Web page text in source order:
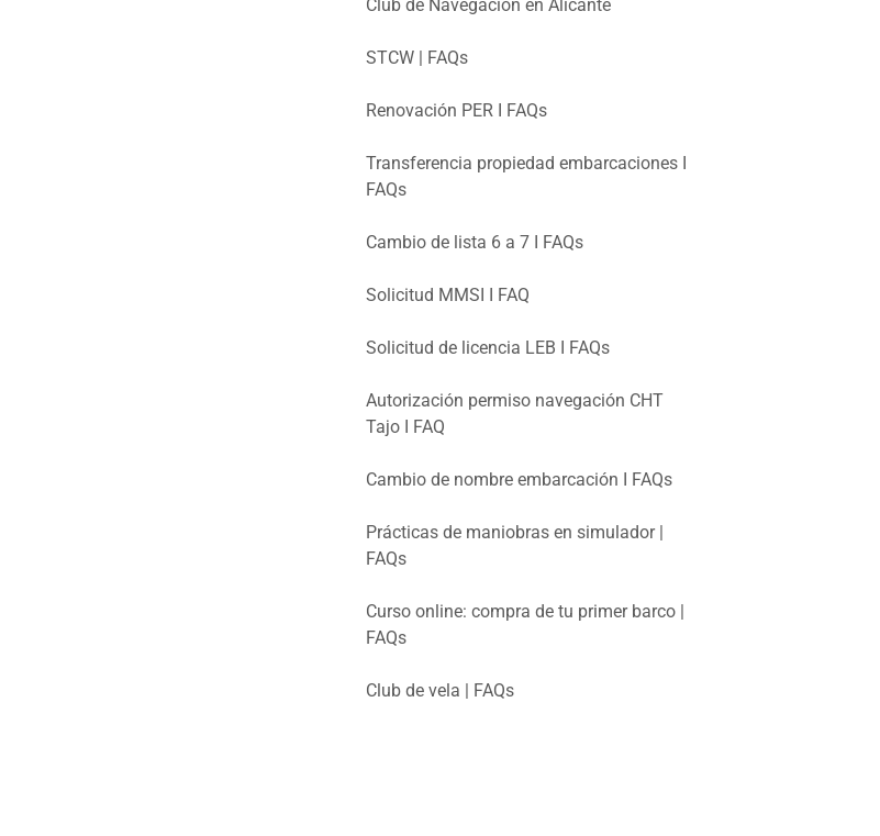
Club de Navegación en Alicante
STCW | FAQs
Renovación PER I FAQs
Transferencia propiedad embarcaciones I
FAQs
Cambio de lista 6 a 7 I FAQs
Solicitud MMSI I FAQ
Solicitud de licencia LEB I FAQs
Autorización permiso navegación CHT
Tajo I FAQ
Cambio de nombre embarcación I FAQs
Prácticas de maniobras en simulador |
FAQs
Curso online: compra de tu primer barco |
FAQs
Club de vela | FAQs